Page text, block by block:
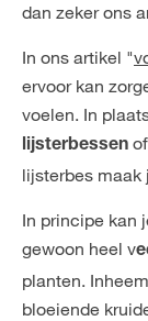
dan zeker ons
In ons artikel "
ervoor kan
voelen. In
lijsterbessen of
lijsterbes maak
In principe kan
gewoon heel v
planten.
bloeiende